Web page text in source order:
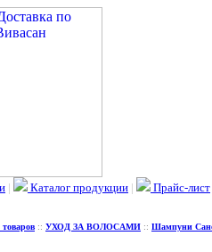
| Каталог продукции | Прайс-лист
:: УХОД ЗА ВОЛОСАМИ :: Шампуни